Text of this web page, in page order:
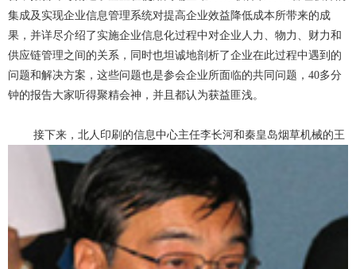
集成及实现企业信息管理系统对提高企业效益降低成本所带来的成
果，并详尽介绍了实施企业信息化过程中对企业人力、物力、财力和
供应链管理之间的关系，同时也坦诚地剖析了企业在此过程中遇到的
问题和解决方案，这些问题也是参会企业所面临的共同问题，40多分
钟的报告大家听得聚精会神，并且都认为获益匪浅。
接下来，北人印刷的信息中心主任李长河和秦皇岛烟草机械的王